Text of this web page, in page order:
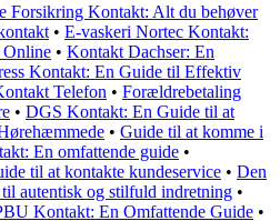
Forsikring Kontakt: Alt du behøver
• E-vaskeri Nortec Kontakt:
• Kontakt Dachser: En
Kontakt: En Guide til Effektiv
Telefon • Forældrebetaling
• DGS Kontakt: En Guide til at
• Guide til at komme i
En omfattende guide •
til at kontakte kundeservice • Den
autentisk og stilfuld indretning •
Kontakt: En Omfattende Guide •